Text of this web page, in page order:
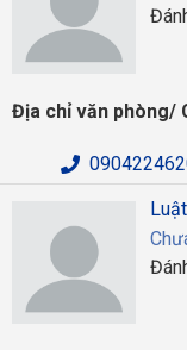
Địa chỉ văn phòng/